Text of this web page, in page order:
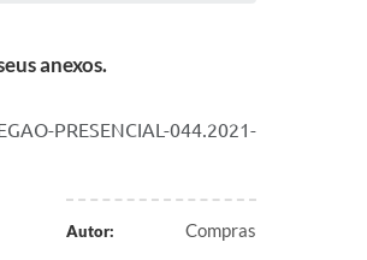
anexos.
PRESENCIAL-044.2021-
Autor: Compras